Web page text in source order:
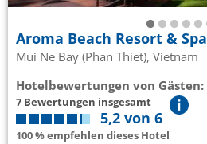
Aroma Beach Resort & Spa
Mui Ne Bay (Phan Thiet), Vietnam
Hotelbewertungen von Gästen:
7 Bewertungen insgesamt
5,2 von 6
100 % empfehlen dieses Hotel